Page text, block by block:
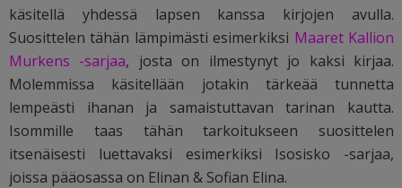
käsitellä yhdessä lapsen kanssa kirjojen avulla.
Suosittelen tähän lämpimästi esimerkiksi Maaret Kallion
Murkens -sarjaa, josta on ilmestynyt jo kaksi kirjaa.
Molemmissa käsitellään jotakin tärkeää tunnetta
lempeästi ihanan ja samaistuttavan tarinan kautta.
Isommille taas tähän tarkoitukseen suosittelen
itsenäisesti luettavaksi esimerkiksi Isosisko -sarjaa,
joissa pääosassa on Elinan & Sofian Elina.